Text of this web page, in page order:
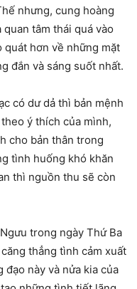
nhưng, cung hoàng
tâm thái quá vào
quát hơn về những mặt
đắn và sáng suốt nhất.
có dư dả thì bản mệnh
ý thích của mình,
cho bản thân trong
tình huống khó khăn
thì nguồn thu sẽ còn
trong ngày Thứ Ba
thẳng tình cảm xuất
đạo này và nửa kia của